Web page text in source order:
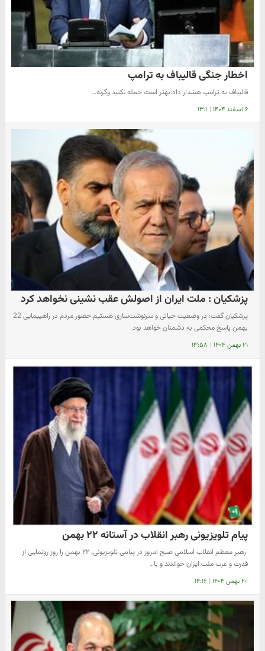
اخطار جنگی قالیباف به ترامپ
قالیباف به ترامپ هشدار داد:بهتر است حمله نکنید وگرنه...
۶ اسفند ۱۴۰۴ | ۱۳:۱
پزشکیان : ملت ایران از اصولش عقب نشینی نخواهد کرد
پزشکیان گفت: در وضعیت حیاتی و سرنوشت‌سازی هستیم.حضور مردم در راهپیمایی 22
بهمن پاسخ محکمی به دشمنان خواهد بود
۲۱ بهمن ۱۴۰۴ | ۱۳:۵۸
پیام تلویزیونی رهبر انقلاب در آستانه ۲۲ بهمن
​ رهبر معظم انقلاب اسلامی صبح امروز در پیامی تلویزیونی، ۲۲ بهمن را روز رونمایی از
قدرت و عزت ملت ایران خواندند و با…
۲۰ بهمن ۱۴۰۴ | ۱۴:۱۶